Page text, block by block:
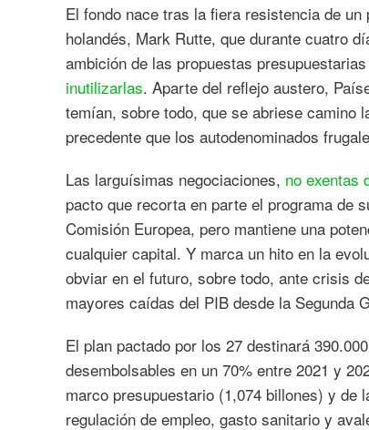
El fondo nace tras la fiera resistencia de
holandés, Mark Rutte, que durante cuatro
ambición de las propuestas
inutilizarlas. Aparte del reflejo austero,
temían, sobre todo, que se abriese camino
precedente que los autodenominados
Las larguísimas negociaciones, no exentas
pacto que recorta en parte el programa de
Comisión Europea, pero mantiene una
cualquier capital. Y marca un hito en la
obviar en el futuro, sobre todo, ante crisis
mayores caídas del PIB desde la Segunda
El plan pactado por los 27 destinará
desembolsables en un 70% entre 2021 y
marco presupuestario (1,074 billones) y de
regulación de empleo, gasto sanitario y